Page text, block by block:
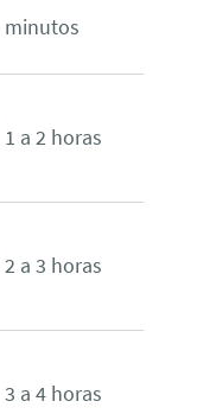
minutos
1 a 2 horas
2 a 3 horas
3 a 4 horas